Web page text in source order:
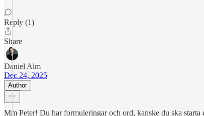
Reply (1)
Share
Daniel Alm
Dec 24, 2025
Author
Mm Peter! Du har formuleringar och ord, kanske du ska starta